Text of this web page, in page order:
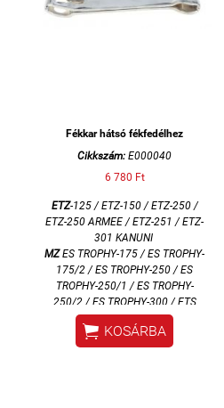
Fékkar hátsó fékfedélhez
Cikkszám: E000040
6 780 Ft
ETZ-125 / ETZ-150 / ETZ-250 /
ETZ-250 ARMEE / ETZ-251 / ETZ-
301 KANUNI
MZES TROPHY-175 / ES TROPHY-
175/2 / ES TROPHY-250 / ES
TROPHY-250/1 / ES TROPHY-
250/2 / ES TROPHY-300 / ETS
TROPHY SPORT-250 / TS-250 /
TS-250/1
 KOSÁRBA